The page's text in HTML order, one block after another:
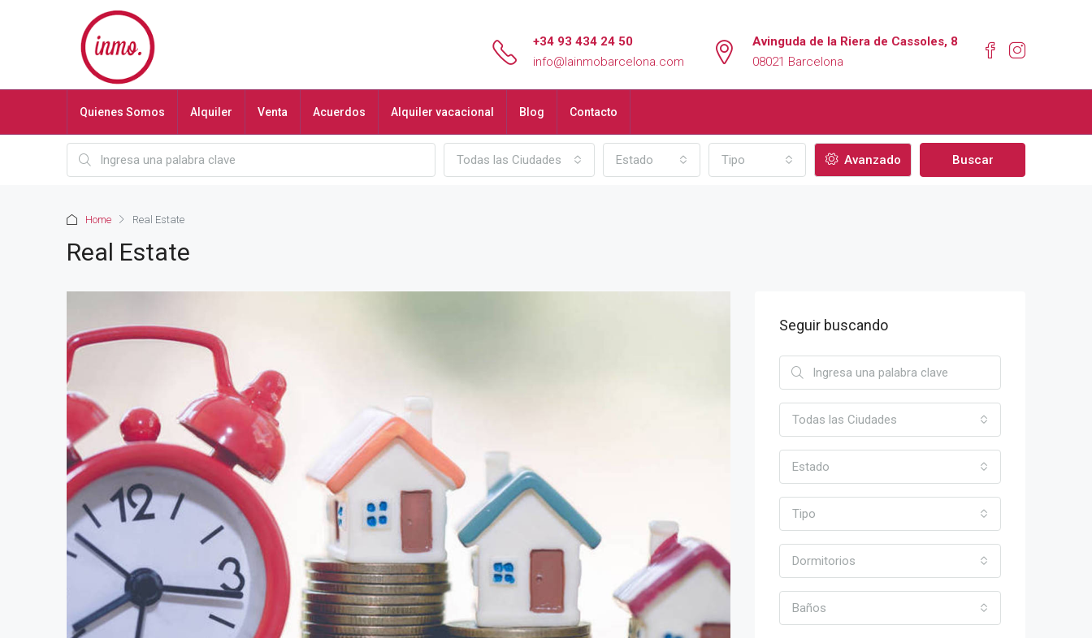
+34 93 434 24 50
info@lainmobarcelona.com
Avinguda de la Riera de Cassoles, 8
08021 Barcelona
Quienes Somos Alquiler Venta Acuerdos Alquiler vacacional Blog Contacto
Todas las Ciudades Estado Tipo Avanzado Buscar
Home Real Estate
Real Estate
Seguir buscando
Todas las Ciudades
Estado
Tipo
Dormitorios
Baños